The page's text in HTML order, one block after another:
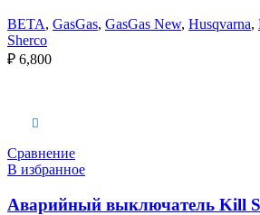
BETA, GasGas, GasGas New, Husqvarna,
Sherco
₽ 6,800
Сравнение
В избранное
Аварийный выключатель Kill